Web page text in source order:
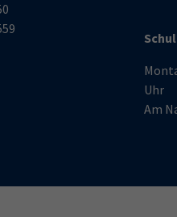
Uhr
Am